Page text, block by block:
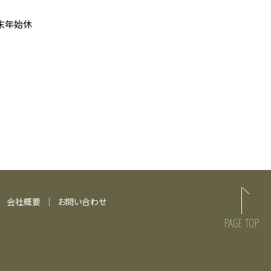
年始休
会社概要 お問い合わせ
PAGE TOP